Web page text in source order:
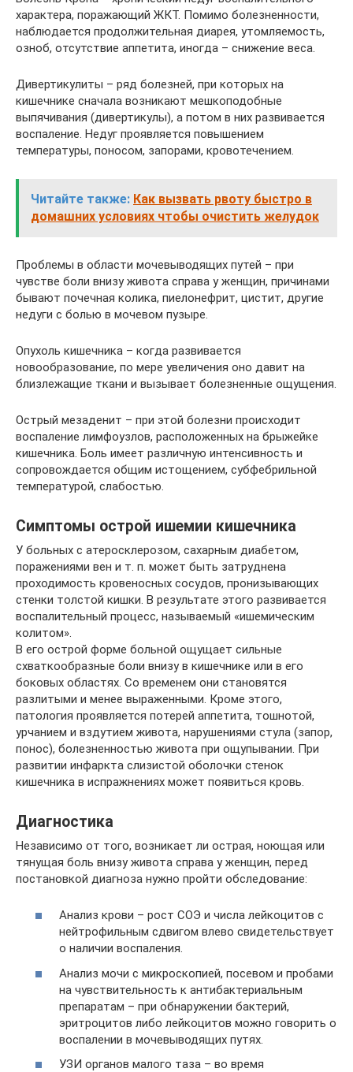
характера, поражающий ЖКТ. Помимо болезненности,
наблюдается продолжительная диарея, утомляемость,
озноб, отсутствие аппетита, иногда – снижение веса.
Дивертикулиты – ряд болезней, при которых на
кишечнике сначала возникают мешкоподобные
выпячивания (дивертикулы), а потом в них развивается
воспаление. Недуг проявляется повышением
температуры, поносом, запорами, кровотечением.
Читайте также: Как вызвать рвоту быстро в
домашних условиях чтобы очистить желудок
Проблемы в области мочевыводящих путей – при
чувстве боли внизу живота справа у женщин, причинами
бывают почечная колика, пиелонефрит, цистит, другие
недуги с болью в мочевом пузыре.
Опухоль кишечника – когда развивается
новообразование, по мере увеличения оно давит на
близлежащие ткани и вызывает болезненные ощущения.
Острый мезаденит – при этой болезни происходит
воспаление лимфоузлов, расположенных на брыжейке
кишечника. Боль имеет различную интенсивность и
сопровождается общим истощением, субфебрильной
температурой, слабостью.
Симптомы острой ишемии кишечника
У больных с атеросклерозом, сахарным диабетом,
поражениями вен и т. п. может быть затруднена
проходимость кровеносных сосудов, пронизывающих
стенки толстой кишки. В результате этого развивается
воспалительный процесс, называемый «ишемическим
колитом».
В его острой форме больной ощущает сильные
схваткообразные боли внизу в кишечнике или в его
боковых областях. Со временем они становятся
разлитыми и менее выраженными. Кроме этого,
патология проявляется потерей аппетита, тошнотой,
урчанием и вздутием живота, нарушениями стула (запор,
понос), болезненностью живота при ощупывании. При
развитии инфаркта слизистой оболочки стенок
кишечника в испражнениях может появиться кровь.
Диагностика
Независимо от того, возникает ли острая, ноющая или
тянущая боль внизу живота справа у женщин, перед
постановкой диагноза нужно пройти обследование:
Анализ крови – рост СОЭ и числа лейкоцитов с
нейтрофильным сдвигом влево свидетельствует
о наличии воспаления.
Анализ мочи с микроскопией, посевом и пробами
на чувствительность к антибактериальным
препаратам – при обнаружении бактерий,
эритроцитов либо лейкоцитов можно говорить о
воспалении в мочевыводящих путях.
УЗИ органов малого таза – во время